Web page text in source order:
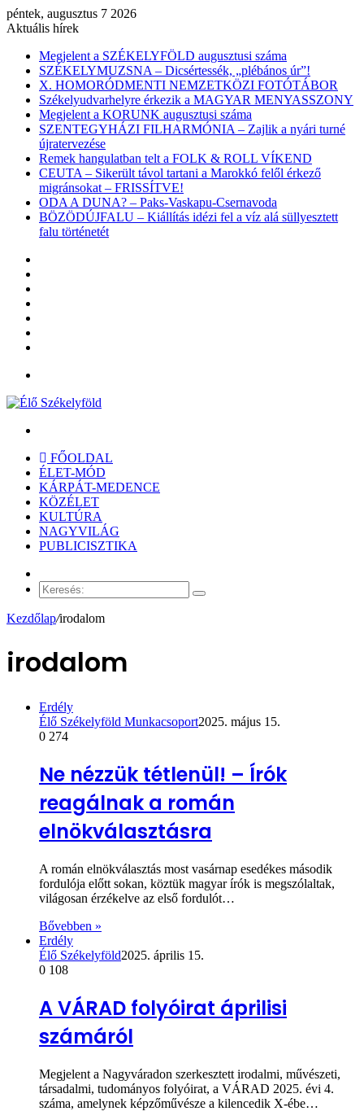
péntek, augusztus 7 2026
Aktuális hírek
Megjelent a SZÉKELYFÖLD augusztusi száma
SZÉKELYMUZSNA – Dicsértessék, „plébános úr”!
X. HOMORÓDMENTI NEMZETKÖZI FOTÓTÁBOR
Székelyudvarhelyre érkezik a MAGYAR MENYASSZONY
Megjelent a KORUNK augusztusi száma
SZENTEGYHÁZI FILHARMÓNIA – Zajlik a nyári turné
újratervezése
Remek hangulatban telt a FOLK & ROLL VÍKEND
CEUTA – Sikerült távol tartani a Marokkó felől érkező
migránsokat – FRISSÍTVE!
ODA A DUNA? – Paks-Vaskapu-Csernavoda
BÖZÖDÚJFALU – Kiállítás idézi fel a víz alá süllyesztett
falu történetét
FŐOLDAL
ÉLET-MÓD
KÁRPÁT-MEDENCE
KÖZÉLET
KULTÚRA
NAGYVILÁG
PUBLICISZTIKA
cikk
Keresés:
Kezdőlap/irodalom
irodalom
Erdély
Élő Székelyföld Munkacsoport2025. május 15.
0 274
Ne nézzük tétlenül! – Írók
reagálnak a román
elnökválasztásra
A román elnökválasztás most vasárnap esedékes második
fordulója előtt sokan, köztük magyar írók is megszólaltak,
világosan érzékelve az első fordulót…
Bővebben »
Erdély
Élő Székelyföld2025. április 15.
0 108
A VÁRAD folyóirat áprilisi
számáról
Megjelent a Nagyváradon szerkesztett irodalmi, művészeti,
társadalmi, tudományos folyóirat, a VÁRAD 2025. évi 4.
száma, amelynek képzőművésze a kilencedik X-ébe…